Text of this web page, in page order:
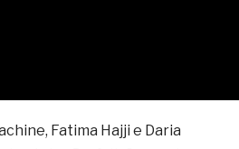
Fatima Hajji e Daria